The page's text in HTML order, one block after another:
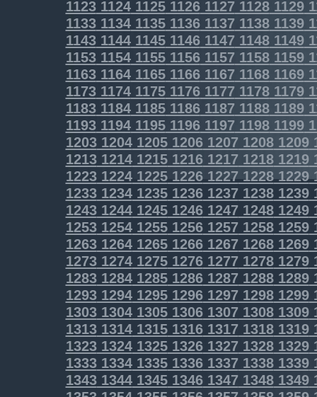
11231124112511261127 11281129
11331134113511361137 11381139
11431144114511461147 11481149
11531154115511561157 11581159
11631164116511661167 11681169
11731174117511761177 11781179
11831184118511861187 11881189
11931194119511961197 11981199
12031204120512061207 12081209
12131214121512161217 12181219
1223122412251226122712281229
1233123412351236123712381239
1243124412451246124712481249
1253125412551256125712581259
1263126412651266126712681269
1273127412751276127712781279
1283128412851286128712881289
1293129412951296129712981299
1303130413051306130713081309
1313131413151316131713181319
1323132413251326132713281329
1333133413351336133713381339
1343134413451346134713481349